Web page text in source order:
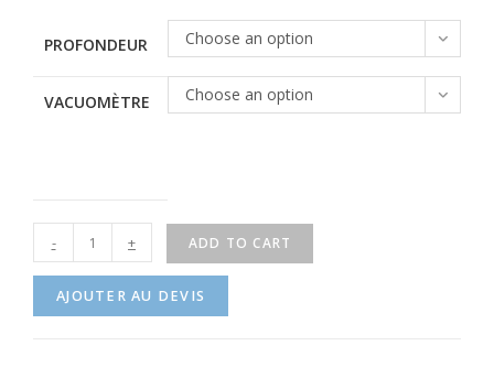
PROFONDEUR Choose an option
VACUOMÈTRE Choose an option
- + ADD TO CART
AJOUTER AU DEVIS